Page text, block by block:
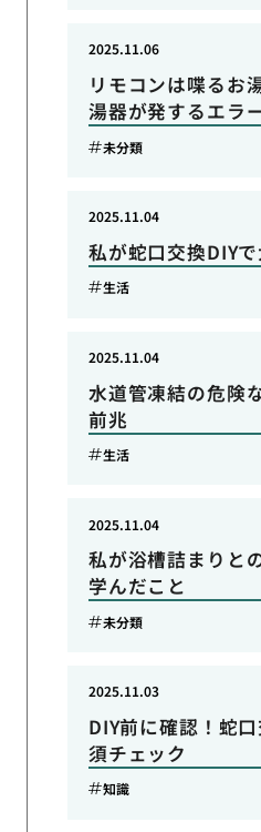
リモコンは喋るお
湯器が発するエラ
2025.11.06
未分類
私が蛇口交換DIY
2025.11.04
生活
水道管凍結の危険
前兆
2025.11.04
生活
私が浴槽詰まりと
学んだこと
2025.11.04
未分類
DIY前に確認！蛇
須チェック
2025.11.03
知識